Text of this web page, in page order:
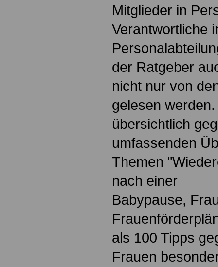
Mitglieder in
Verantwortliche
der Ratgeber
nicht nur von
gelesen
übersichtlich
umfassenden
Themen
nach einer
Babypause,
als 100 Tipps
Frauen